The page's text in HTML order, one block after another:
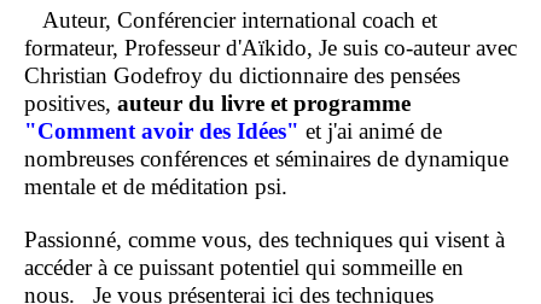
Auteur, Conférencier international coach et
formateur, Professeur d'Aïkido, Je suis co-auteur avec
Christian Godefroy du dictionnaire des pensées
positives, auteur du livre et programme
"Comment avoir des Idées" et j'ai animé de
nombreuses conférences et séminaires de dynamique
mentale et de méditation psi.
Passionné, comme vous, des techniques qui visent à
accéder à ce puissant potentiel qui sommeille en
nous. Je vous présenterai ici des techniques